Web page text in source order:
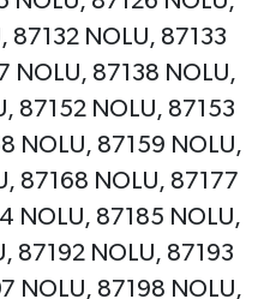
87132 NOLU, 87133
NOLU, 87138 NOLU,
87152 NOLU, 87153
NOLU, 87159 NOLU,
87168 NOLU, 87177
NOLU, 87185 NOLU,
87192 NOLU, 87193
NOLU, 87198 NOLU,